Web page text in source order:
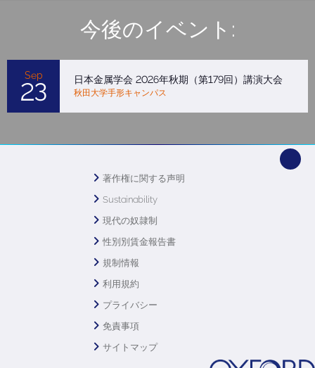
今後のイベント:
Sep
23 日本金属学会 2026年秋期（第179回）講演大会
秋田大学手形キャンパス
著作権に関する声明
Sustainability
現代の奴隷制
性別別賃金報告書
規制情報
利用規約
プライバシー
免責事項
サイトマップ